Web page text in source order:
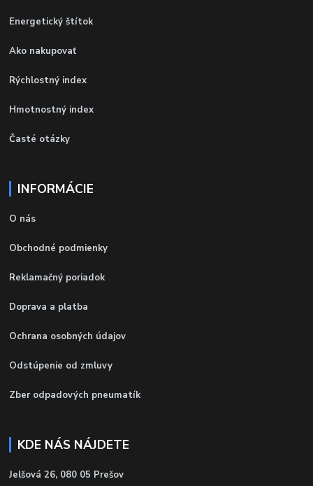
Energetický štítok
Ako nakupovať
Rýchlostný index
Hmotnostný index
Časté otázky
INFORMÁCIE
O nás
Obchodné podmienky
Reklamačný poriadok
Doprava a platba
Ochrana osobných údajov
Odstúpenie od zmluvy
Zber odpadových pneumatík
KDE NÁS NÁJDETE
Jelšová 26, 080 05 Prešov